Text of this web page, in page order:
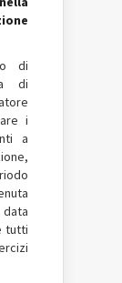
di
di
i
a
tutti